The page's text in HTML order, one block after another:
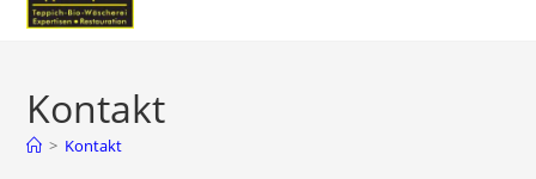
Kontakt
> Kontakt